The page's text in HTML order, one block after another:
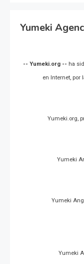
Yumeki
-- Yumeki.org -- ha
en Internet, por
Yumeki.org,
Yumeki
Yumeki
Yumeki